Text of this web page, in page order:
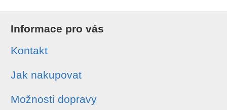
Informace pro vás
Kontakt
Jak nakupovat
Možnosti dopravy